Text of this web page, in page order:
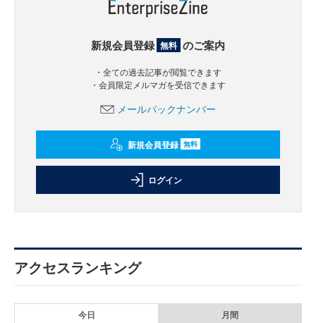
新規会員登録 無料 のご案内
・全ての過去記事が閲覧できます
・会員限定メルマガを受信できます
メールバックナンバー
新規会員登録 無料
ログイン
アクセスランキング
今日 月間